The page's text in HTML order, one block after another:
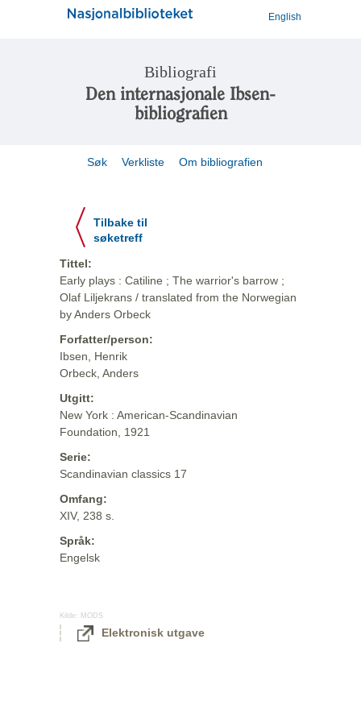
English
Bibliografi
Den internasjonale Ibsen-
bibliografien
Søk Verkliste Om bibliografien
Tilbake til
søketreff
Tittel:
Early plays : Catiline ; The warrior's barrow ;
Olaf Liljekrans / translated from the Norwegian
by Anders Orbeck
Forfatter/person:
Ibsen, Henrik
Orbeck, Anders
Utgitt:
New York : American-Scandinavian
Foundation, 1921
Serie:
Scandinavian classics 17
Omfang:
XIV, 238 s.
Språk:
Engelsk
Kilde: MODS
Elektronisk utgave